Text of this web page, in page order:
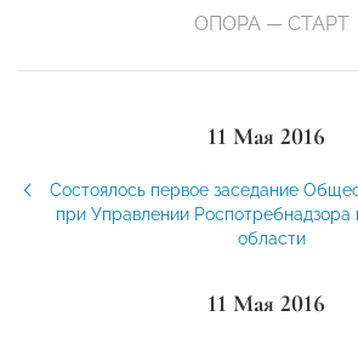
ОПОРА — СТАРТ
11 Мая 2016
Состоялось первое заседание
при Управлении Роспотребнадзора
области
11 Мая 2016